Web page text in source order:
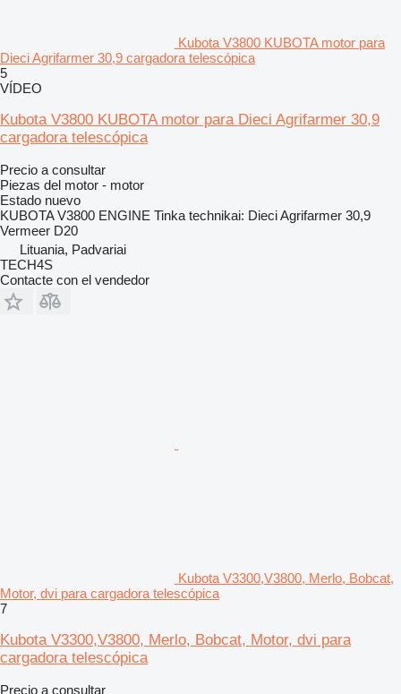
Kubota V3800 KUBOTA motor para
Dieci Agrifarmer 30,9 cargadora telescópica
5
VÍDEO
Kubota V3800 KUBOTA motor para Dieci Agrifarmer 30,9
cargadora telescópica
Precio a consultar
Piezas del motor - motor
Estado nuevo
KUBOTA V3800 ENGINE Tinka technikai: Dieci Agrifarmer 30,9
Vermeer D20
Lituania, Padvariai
TECH4S
Contacte con el vendedor
Kubota V3300,V3800, Merlo, Bobcat,
Motor, dvi para cargadora telescópica
7
Kubota V3300,V3800, Merlo, Bobcat, Motor, dvi para
cargadora telescópica
Precio a consultar